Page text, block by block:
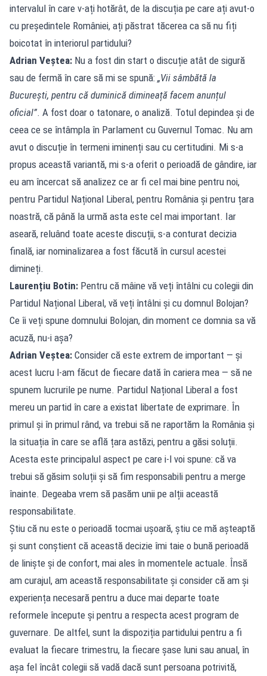
intervalul în care v-ați hotărât, de la discuția pe care ați avut-o
cu președintele României, ați păstrat tăcerea ca să nu fiți
boicotat în interiorul partidului?
Adrian Veștea: Nu a fost din start o discuție atât de sigură
sau de fermă în care să mi se spună: „Vii sâmbătă la
București, pentru că duminică dimineață facem anunțul
oficial”. A fost doar o tatonare, o analiză. Totul depindea și de
ceea ce se întâmpla în Parlament cu Guvernul Tomac. Nu am
avut o discuție în termeni iminenți sau cu certitudini. Mi s-a
propus această variantă, mi s-a oferit o perioadă de gândire, iar
eu am încercat să analizez ce ar fi cel mai bine pentru noi,
pentru Partidul Național Liberal, pentru România și pentru țara
noastră, că până la urmă asta este cel mai important. Iar
aseară, reluând toate aceste discuții, s-a conturat decizia
finală, iar nominalizarea a fost făcută în cursul acestei
dimineți.
Laurențiu Botin: Pentru că mâine vă veți întâlni cu colegii din
Partidul Național Liberal, vă veți întâlni și cu domnul Bolojan?
Ce îi veți spune domnului Bolojan, din moment ce domnia sa vă
acuză, nu-i așa?
Adrian Veștea: Consider că este extrem de important — și
acest lucru l-am făcut de fiecare dată în cariera mea — să ne
spunem lucrurile pe nume. Partidul Național Liberal a fost
mereu un partid în care a existat libertate de exprimare. În
primul și în primul rând, va trebui să ne raportăm la România și
la situația în care se află țara astăzi, pentru a găsi soluții.
Acesta este principalul aspect pe care i-l voi spune: că va
trebui să găsim soluții și să fim responsabili pentru a merge
înainte. Degeaba vrem să pasăm unii pe alții această
responsabilitate.
Știu că nu este o perioadă tocmai ușoară, știu ce mă așteaptă
și sunt conștient că această decizie îmi taie o bună perioadă
de liniște și de confort, mai ales în momentele actuale. Însă
am curajul, am această responsabilitate și consider că am și
experiența necesară pentru a duce mai departe toate
reformele începute și pentru a respecta acest program de
guvernare. De altfel, sunt la dispoziția partidului pentru a fi
evaluat la fiecare trimestru, la fiecare șase luni sau anual, în
așa fel încât colegii să vadă dacă sunt persoana potrivită,